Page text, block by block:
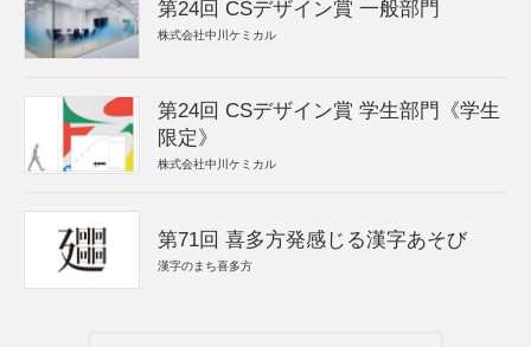
第24回 CSデザイン賞 一般部門
株式会社中川ケミカル
第24回 CSデザイン賞 学生部門《学生
限定》
株式会社中川ケミカル
第71回 喜多方発感じる漢字あそび
漢字のまち喜多方